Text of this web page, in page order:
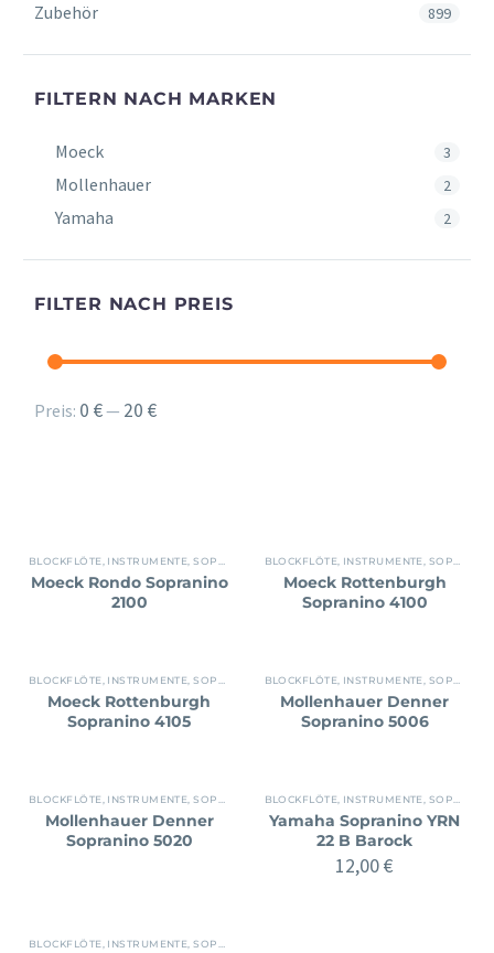
Zubehör 899
FILTERN NACH MARKEN
Moeck 3
Mollenhauer 2
Yamaha 2
FILTER NACH PREIS
Min.
Max.
Preis: 0 €— 20 €
BLOCKFLÖTE INSTRUMENTE ,SOPRANINO
Moeck Rondo Sopranino
2100
BLOCKFLÖTE INSTRUMENTE SOPRANINO
Moeck Rottenburgh
Sopranino 4100
BLOCKFLÖTE INSTRUMENTE ,SOPRANINO
Moeck Rottenburgh
Sopranino 4105
BLOCKFLÖTE INSTRUMENTE SOPRANINO
Mollenhauer Denner
Sopranino 5006
BLOCKFLÖTE INSTRUMENTE ,SOPRANINO
Mollenhauer Denner
Sopranino 5020
BLOCKFLÖTE INSTRUMENTE SOPRANINO
Yamaha Sopranino YRN
22 B Barock
12,00€
BLOCKFLÖTE INSTRUMENTE ,SOPRANINO